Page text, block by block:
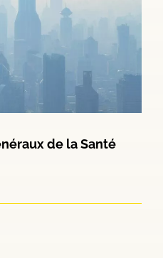
de la Santé